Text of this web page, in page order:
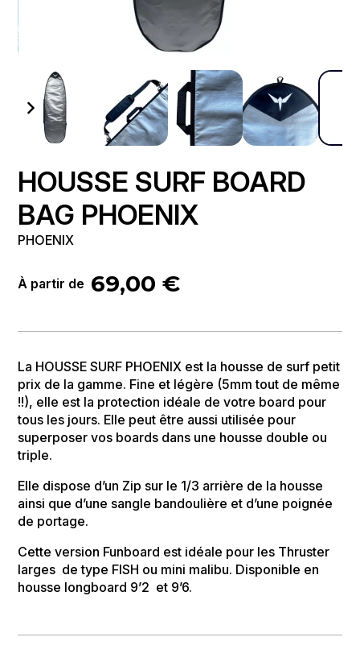
HOUSSE SURF BOARD
BAG PHOENIX
PHOENIX
À partir de 69,00€
La HOUSSE SURF PHOENIX est la housse de surf petit
prix de la gamme. Fine et légère (5mm tout de même
!!), elle est la protection idéale de votre board pour
tous les jours. Elle peut être aussi utilisée pour
superposer vos boards dans une housse double ou
triple.
Elle dispose d’un Zip sur le 1/3 arrière de la housse
ainsi que d’une sangle bandoulière et d’une poignée
de portage.
Cette version Funboard est idéale pour les Thruster
larges de type FISH ou mini malibu. Disponible en
housse longboard 9’2 et 9’6.